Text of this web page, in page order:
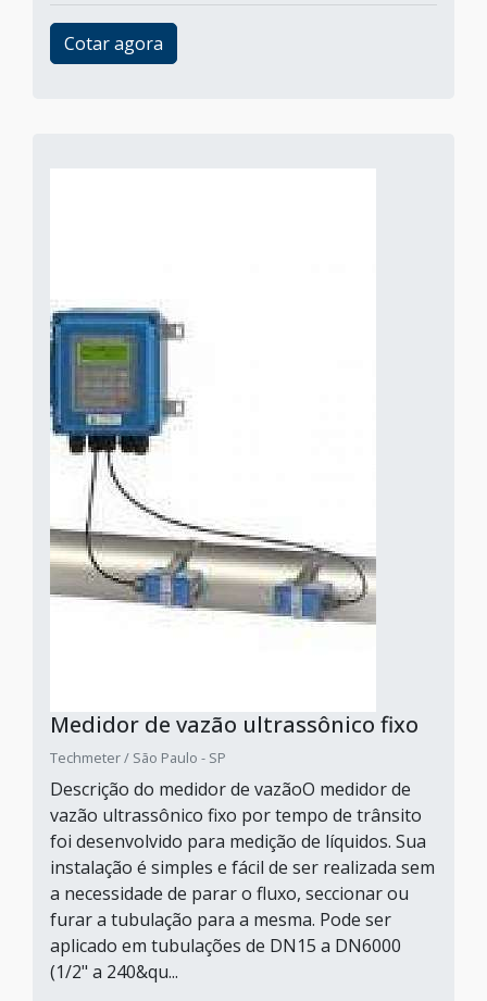
Cotar agora
Medidor de vazão ultrassônico fixo
Techmeter / São Paulo - SP
Descrição do medidor de vazãoO medidor de
vazão ultrassônico fixo por tempo de trânsito
foi desenvolvido para medição de líquidos. Sua
instalação é simples e fácil de ser realizada sem
a necessidade de parar o fluxo, seccionar ou
furar a tubulação para a mesma. Pode ser
aplicado em tubulações de DN15 a DN6000
(1/2" a 240&qu...